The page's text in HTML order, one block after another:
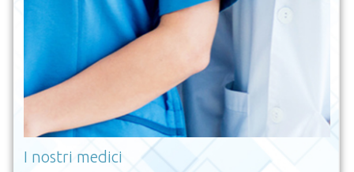
I nostri medici